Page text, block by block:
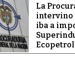
La
intervino
iba a
Ecopetrol